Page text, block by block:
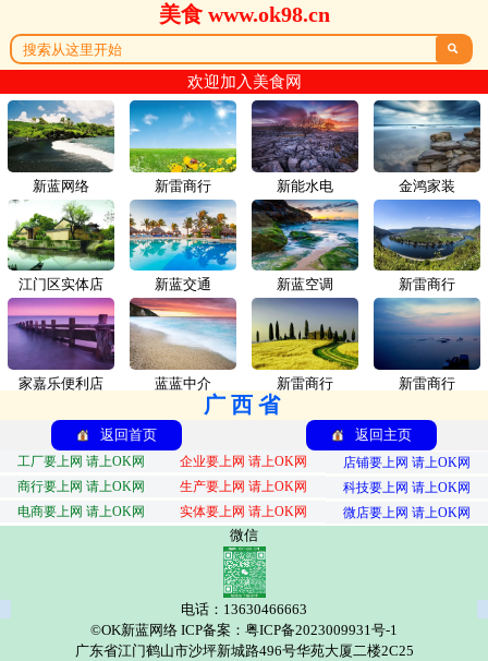
美食 www.ok98.cn

欢迎加入美食网
新蓝网络 新雷商行
江门区实体店 新蓝交通
家嘉乐便利店 蓝蓝中介
新能水电 金鸿家装
新蓝空调 新雷商行
新雷商行 新雷商行
广西省
返回首页 返回主页
工厂要上网 请上OK网 企业要上网 请上OK网
店铺要上网 请上OK网
商行要上网 请上OK网
生产要上网 请上OK网
科技要上网 请上OK网
电商要上网 请上OK网
实体要上网 请上OK网 微店要上网 请上OK网
微信
电话：13630466663
©OK新蓝网络 ICP备案：粤ICP备2023009931号-1
广东省江门鹤山市沙坪新城路496号华苑大厦二楼2C25